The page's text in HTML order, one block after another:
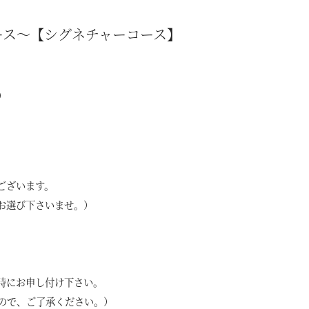
～【シグネチャーコース】
います。
び下さいませ。）
お申し付け下さい。
で、ご了承ください。）